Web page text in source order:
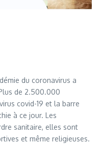
du coronavirus a
de 2.500.000
covid-19 et la barre
à ce jour. Les
sanitaire, elles sont
et même religieuses.